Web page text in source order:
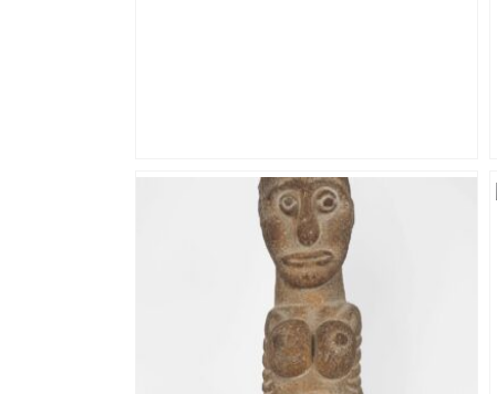
Si vous prenez le tram à Toulouse,
attention : la ligne T1 sera à l’arrêt trois
soirs cette semaine, voici les
alternatives – ladepeche.fr